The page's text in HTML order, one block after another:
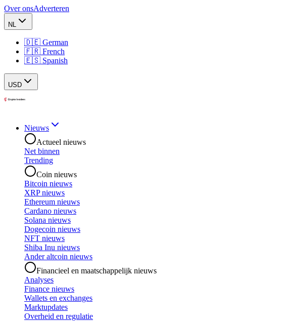
Over onsAdverteren
NL
🇩🇪 German
🇫🇷 French
🇪🇸 Spanish
USD
Nieuws
Actueel nieuws
Net binnen
Trending
Coin nieuws
Bitcoin nieuws
XRP nieuws
Ethereum nieuws
Cardano nieuws
Solana nieuws
Dogecoin nieuws
NFT nieuws
Shiba Inu nieuws
Ander altcoin nieuws
Financieel en maatschappelijk nieuws
Analyses
Finance nieuws
Wallets en exchanges
Marktupdates
Overheid en regulatie